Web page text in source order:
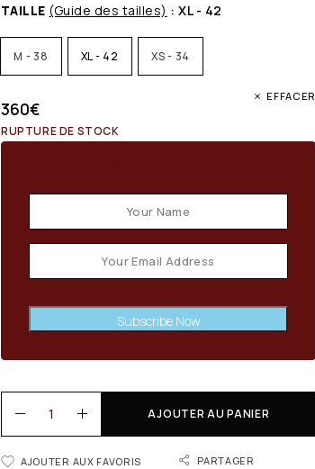
TAILLE (Guide des tailles) : XL - 42
M - 38 XL - 42 XS - 34
EFFACER
360€
RUPTURE DE STOCK
Subscribe Now
AJOUTER AU PANIER
AJOUTER AUX FAVORIS PARTAGER